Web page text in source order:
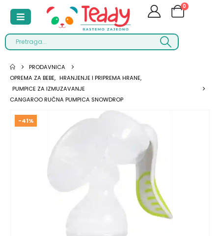
0
PRODAVNICA
OPREMA ZA BEBE, HRANJENJE I PRIPREMA HRANE,
PUMPICE ZA IZMUZAVANJE
CANGAROO RUČNA PUMPICA SNOWDROP
-41%